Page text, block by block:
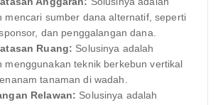
mencari sumber dana alternatif, seperti
dan penggalangan dana.
Ruang: Solusinya adalah
menggunakan teknik berkebun vertikal
tanaman di wadah.
Relawan: Solusinya adalah